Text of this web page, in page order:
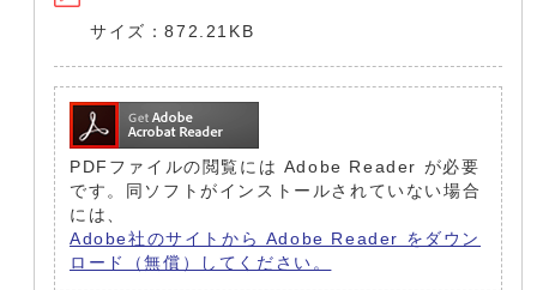
サイズ：872.21KB
PDFファイルの閲覧には Adobe Reader が必要
です。同ソフトがインストールされていない場合
には、
Adobe社のサイトから Adobe Reader をダウン
ロード（無償）してください。